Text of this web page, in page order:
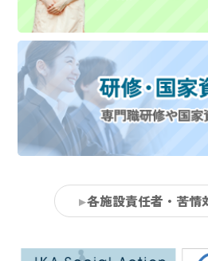
各施設責任者・苦情